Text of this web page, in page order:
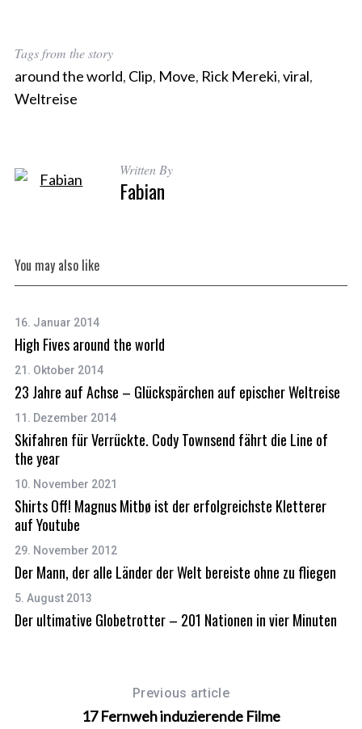
Tags from the story
around the world, Clip, Move, Rick Mereki,viral,
Weltreise
Written By
Fabian
You may also like
16. Januar 2014
High Fives around the world
21. Oktober 2014
23 Jahre auf Achse – Glückspärchen auf epischer Weltreise
11. Dezember 2014
Skifahren für Verrückte. Cody Townsend fährt die Line of
the year
10. November 2021
Shirts Off! Magnus Mitbø ist der erfolgreichste Kletterer
auf Youtube
29. November 2012
Der Mann, der alle Länder der Welt bereiste ohne zu fliegen
5. August 2013
Der ultimative Globetrotter – 201 Nationen in vier Minuten
Previous article
17 Fernweh induzierende Filme
S
a
r
f
o